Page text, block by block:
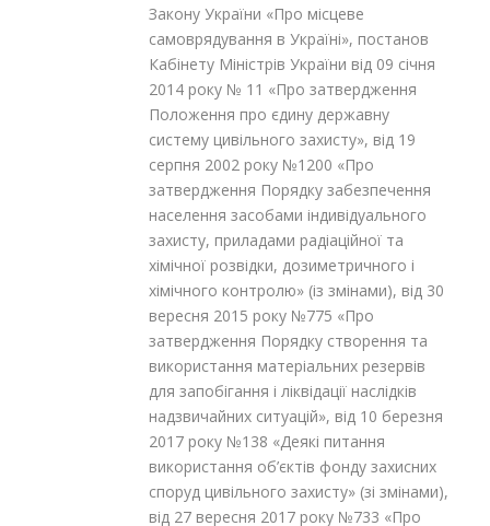
Закону України «Про місцеве
самоврядування в Україні», постанов
Кабінету Міністрів України від 09 січня
2014 року № 11 «Про затвердження
Положення про єдину державну
систему цивільного захисту», від 19
серпня 2002 року №1200 «Про
затвердження Порядку забезпечення
населення засобами індивідуального
захисту, приладами радіаційної та
хімічної розвідки, дозиметричного і
хімічного контролю» (із змінами), від 30
вересня 2015 року №775 «Про
затвердження Порядку створення та
використання матеріальних резервів
для запобігання і ліквідації наслідків
надзвичайних ситуацій», від 10 березня
2017 року №138 «Деякі питання
використання об’єктів фонду захисних
споруд цивільного захисту» (зі змінами),
від 27 вересня 2017 року №733 «Про